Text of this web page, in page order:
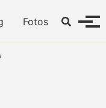
Fotos Toggle